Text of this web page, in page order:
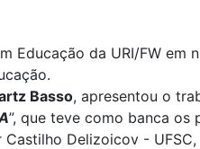
Educação da URI/FW
Basso, apresentou o
”, que teve como banca os
Delizoicov -